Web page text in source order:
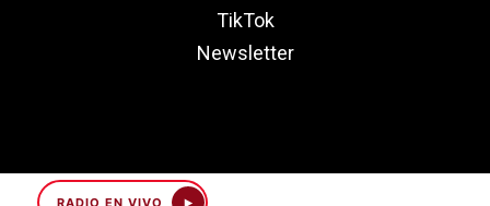
RADIO EN VIVO
TikTok
Newsletter